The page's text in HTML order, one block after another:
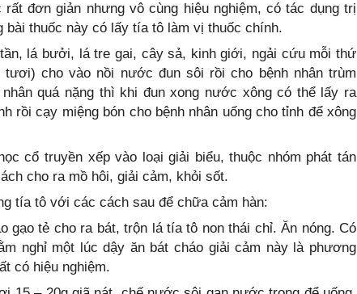
đơn giản nhưng vô cùng hiệu nghiệm, có tác dụng trị
bài thuốc này có lấy tía tô làm vị thuốc chính.
lá bưởi, lá tre gai, cây sả, kinh giới, ngải cứu mỗi thứ
tươi) cho vào nồi nước đun sôi rồi cho bệnh nhân trùm
quá nặng thì khi đun xong nước xông có thể lấy ra
rồi cạy miệng bón cho bệnh nhân uống cho tỉnh để xông
cổ truyền xếp vào loại giải biểu, thuộc nhóm phát tán
cho ra mồ hôi, giải cảm, khỏi sốt.
tía tô với các cách sau để chữa cảm hàn:
gạo tẻ cho ra bát, trộn lá tía tô non thái chỉ. Ăn nóng. Có
nghỉ một lúc dậy ăn bát cháo giải cảm này là phương
có hiệu nghiệm.